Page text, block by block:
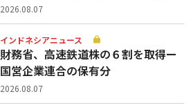
2026.08.07
インドネシアニュース
財務省、高速鉄道株の６割を取得ー
国営企業連合の保有分
2026.08.07